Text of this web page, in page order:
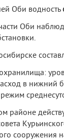
Оби водность
Оби
в нижний
районе
сооружения